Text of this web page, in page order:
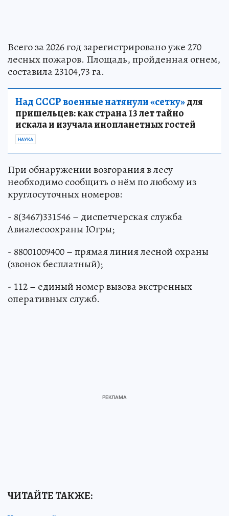
Всего за 2026 год зарегистрировано уже 270
лесных пожаров. Площадь, пройденная огнем,
составила 23104,73 га.
Над СССР военные натянули «сетку»
пришельцев: как страна 13 лет тайно
искала и изучала инопланетных гостей
НАУКА
необходимо сообщить о нём по любому из
круглосуточных номеров:
- 8(3467)331546 – диспетчерская служба
Авиалесоохраны Югры;
- 88001009400 – прямая линия лесной охраны
(звонок бесплатный);